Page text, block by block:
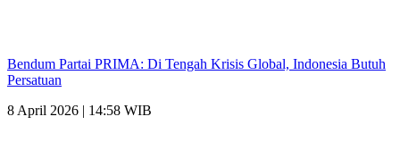
Bendum Partai PRIMA: Di Tengah Krisis Global, Indonesia Butuh
Persatuan
8 April 2026 | 14:58 WIB